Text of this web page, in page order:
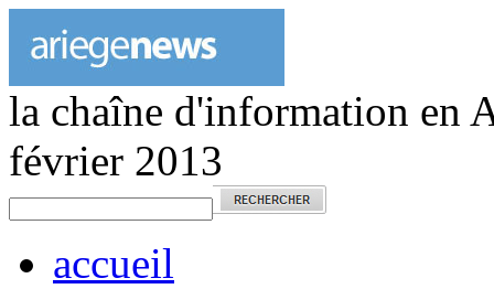
la chaîne d'information en
février 2013
accueil